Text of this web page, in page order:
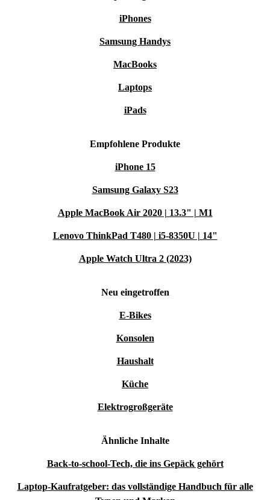
Dein refurbished Dell Precision 3560 kommt mit
mindestens 12 Monaten Garantie. Zusätzlich genießt du
30 Tage kostenloses Rückgaberecht – so gehst du kein
Risiko ein und testest in Ruhe, ob das Notebook zu dir
iPhones
Samsung Handys
MacBooks
Laptops
iPads
Empfohlene Produkte
iPhone 15
Samsung Galaxy S23
Apple MacBook Air 2020 | 13.3" | M1
Lenovo ThinkPad T480 | i5-8350U | 14"
Apple Watch Ultra 2 (2023)
Neu eingetroffen
E-Bikes
Konsolen
Haushalt
Küche
Elektrogroßgeräte
Ähnliche Inhalte
Back-to-school-Tech, die ins Gepäck gehört
Laptop-Kaufratgeber: das vollständige Handbuch für alle